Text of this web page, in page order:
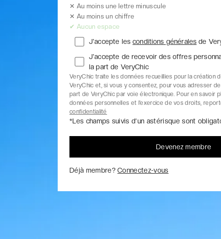
✕ Au moins une lettre minuscule
✕ Au moins un chiffre
✔ Aucun espace
J'accepte lesconditions générales de
J'accepte de recevoir des offres
la part de VeryChic
VeryChic traite les données recueillies pour la création
VeryChic et, si vous y consentez, pour vous adresser
part de VeryChic par voie électronique. Pour en savoir
données personnelles et l’exercice de vos droits,
confidentialité
*Les champs suivis d’un astérisque sont
Devenez membre
Déjà membre?Connectez-vous